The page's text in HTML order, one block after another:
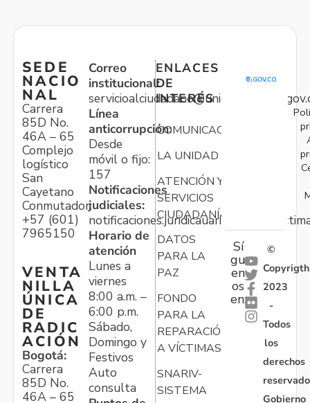
SEDE
NACIO
NAL
Carrera
85D No.
46A – 65
Complejo
logístico
San
Cayetano
Conmutador:
+57 (601)
7965150
VENTA
NILLA
ÚNICA
DE
RADIC
ACIÓN
Bogotá:
Carrera
85D No.
46A – 65
Correo
institucional:
Línea
anticorrupción:
Desde
móvil o fijo:
157
Notificaciones
judiciales:
Horario de
atención
Lunes a
viernes
8:00 a.m. –
6:00 p.m.
Sábado,
Domingo y
Festivos
Auto
consulta
ENLACES
DE
INTERÉS
COMUNICACIONES
LA UNIDAD
ATENCIÓN Y
SERVICIOS
CIUDADANÍA
DATOS
PARA LA
PAZ
FONDO
PARA LA
REPARACIÓN
A VÍCTIMAS
SNARIV-
SISTEMA
Sí
gu
en
os
en:
©
Copyrigth
2023
-
Todos
los
derechos
Gobierno